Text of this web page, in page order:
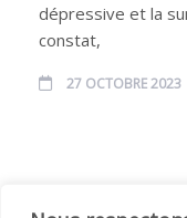
dépressive et la
constat,
27 OCTOBRE 2023